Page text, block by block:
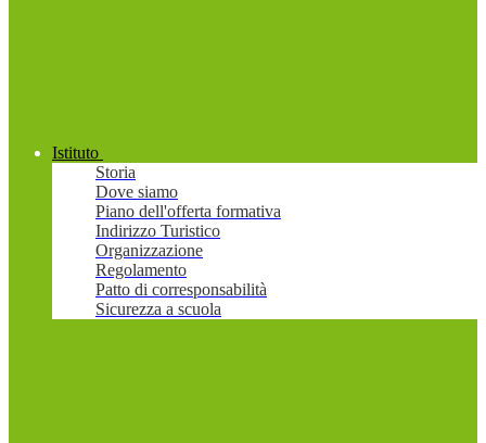
Istituto
Storia
Dove siamo
Piano dell'offerta formativa
Indirizzo Turistico
Organizzazione
Regolamento
Patto di corresponsabilità
Sicurezza a scuola